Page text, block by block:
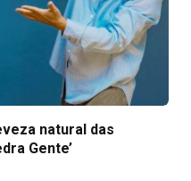
natural das
Gente’